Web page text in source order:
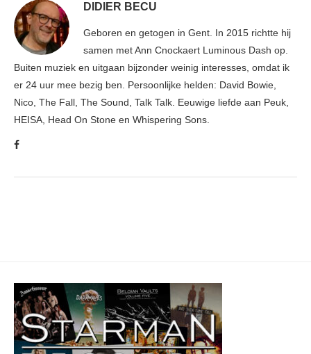
DIDIER BECU
Geboren en getogen in Gent. In 2015 richtte hij
samen met Ann Cnockaert Luminous Dash op.
Buiten muziek en uitgaan bijzonder weinig interesses, omdat ik
er 24 uur mee bezig ben. Persoonlijke helden: David Bowie,
Nico, The Fall, The Sound, Talk Talk. Eeuwige liefde aan Peuk,
HEISA, Head On Stone en Whispering Sons.